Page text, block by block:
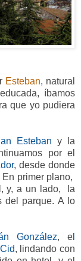
Esteban, natural
íbamos
que yo pudiera
Esteban y
la
por el
, desde donde
primer plano,
y, a un lado, la
del parque. A lo
González, e
, lindando con